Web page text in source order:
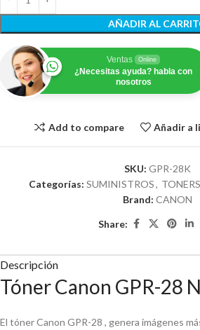
AÑADIR AL
Ventas Online
¿Necesitas ayuda? habla con
nosotros
Add to compare Añadir a
SKU: GPR-28K
Categorías: SUMINISTROS, TONERS
Brand: CANON
Share:
Descripción
Tóner Canon GPR-28
El tóner Canon GPR-28 , genera imágenes